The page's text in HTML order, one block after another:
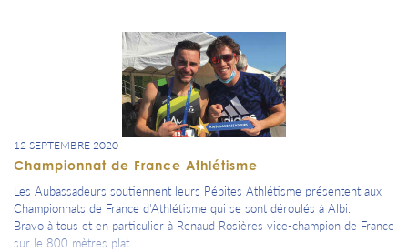
12 SEPTEMBRE 2020
Championnat de France Athlétisme
Les Aubassadeurs soutiennent leurs Pépites Athlétisme présentent aux
Championnats de France d'Athlétisme qui se sont déroulés à Albi.
Bravo à tous et en particulier à Renaud Rosières vice-champion de France
sur le 800 mètres plat.